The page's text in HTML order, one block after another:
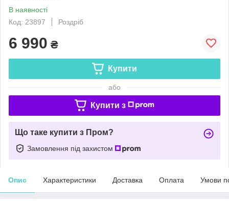
В наявності
Код: 23897
Роздріб
6 990 ₴
Купити
або
Купити з
Що таке купити з Пром?
Замовлення під захистом
Опис Характеристики Доставка Оплата Умови